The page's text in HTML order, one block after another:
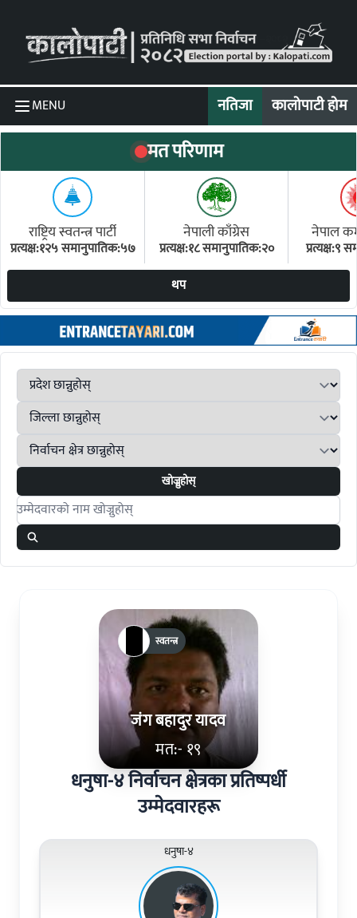
MENU नतिजा कालोपाटी होम
मत परिणाम
राष्ट्रिय स्वतन्त्र पार्टी
प्रत्यक्ष:१२५ समानुपातिक:५७
नेपाली काँग्रेस
प्रत्यक्ष:१८ समानुपातिक:२०
नेपाल
प्रत्यक्ष:९
थप
खोज्नुहोस्
Search candidates
जंग बहादुर यादव
मत:- १९
स्वतन्त्र
धनुषा-४ निर्वाचन क्षेत्रका प्रतिष्पर्धी
उम्मेदवारहरू
धनुषा-४